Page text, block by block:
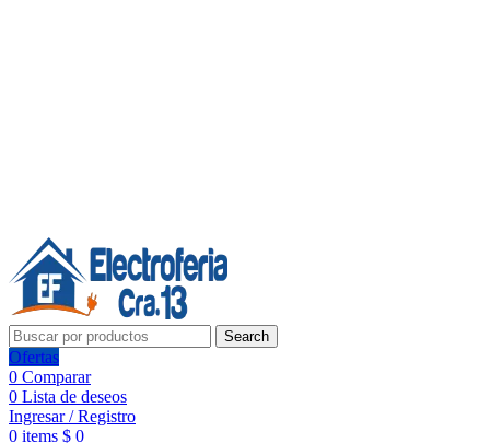
Search
Ofertas
0 Comparar
0 Lista de deseos
Ingresar / Registro
0 items $ 0